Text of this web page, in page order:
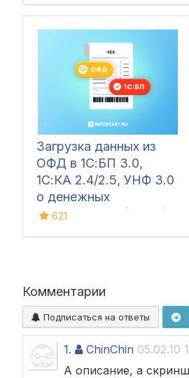
Загрузка данных из
ОФД в 1С:БП 3.0,
1С:КА 2.4/2.5, УНФ 3.0
о денежных
поступлениях (чеках)
621
Комментарии
Подписаться на ответы
1. ChinChin 05.02.10
А описание, а